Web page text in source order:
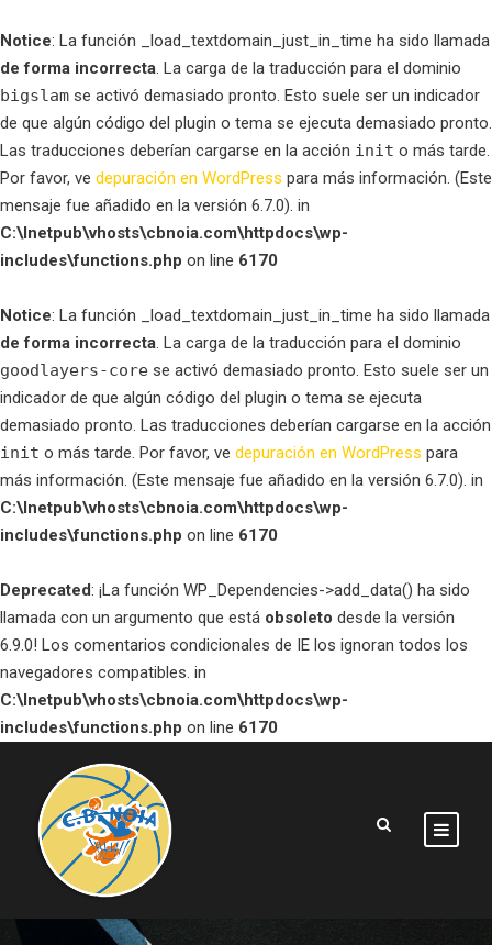
Notice: La función _load_textdomain_just_in_time ha sido llamada
de forma incorrecta. La carga de la traducción para el dominio
bigslam se activó demasiado pronto. Esto suele ser un indicador
de que algún código del plugin o tema se ejecuta demasiado pronto.
Las traducciones deberían cargarse en la acción init o más tarde.
Por favor, ve depuración en WordPress para más información. (Este
mensaje fue añadido en la versión 6.7.0). in
C:\Inetpub\vhosts\cbnoia.com\httpdocs\wp-
includes\functions.php on line 6170
Notice: La función _load_textdomain_just_in_time ha sido llamada
de forma incorrecta. La carga de la traducción para el dominio
goodlayers-core se activó demasiado pronto. Esto suele ser un
indicador de que algún código del plugin o tema se ejecuta
demasiado pronto. Las traducciones deberían cargarse en la acción
init o más tarde. Por favor, ve depuración en WordPress para
más información. (Este mensaje fue añadido en la versión 6.7.0). in
C:\Inetpub\vhosts\cbnoia.com\httpdocs\wp-
includes\functions.php on line 6170
Deprecated: ¡La función WP_Dependencies->add_data() ha sido
llamada con un argumento que está obsoleto desde la versión
6.9.0! Los comentarios condicionales de IE los ignoran todos los
navegadores compatibles. in
C:\Inetpub\vhosts\cbnoia.com\httpdocs\wp-
includes\functions.php on line 6170